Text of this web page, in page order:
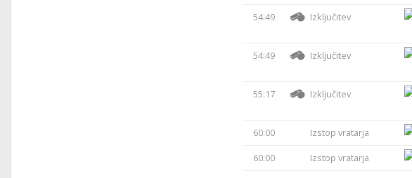
54:49 Izključitev
54:49 Izključitev
55:17 Izključitev
60:00 Izstop vratarja
60:00
Izstop vratarja